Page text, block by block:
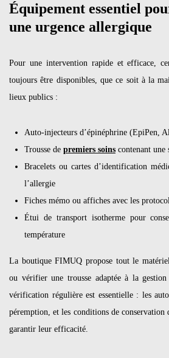
Équipement essentiel
une urgence allergique
Pour une intervention rapide et efficace,
toujours être disponibles, que ce soit à la
lieux publics :
Auto-injecteurs d’épinéphrine (EpiPen,
Trousse de premiers soins contenant une
Bracelets ou cartes d’identification
l’allergie
Fiches mémo ou affiches avec les
Étui de transport isotherme pour
température
La boutique FIMUQ propose tout le
ou vérifier une trousse adaptée à la gestion
vérification régulière est essentielle : les
péremption, et les conditions de conservation
garantir leur efficacité.